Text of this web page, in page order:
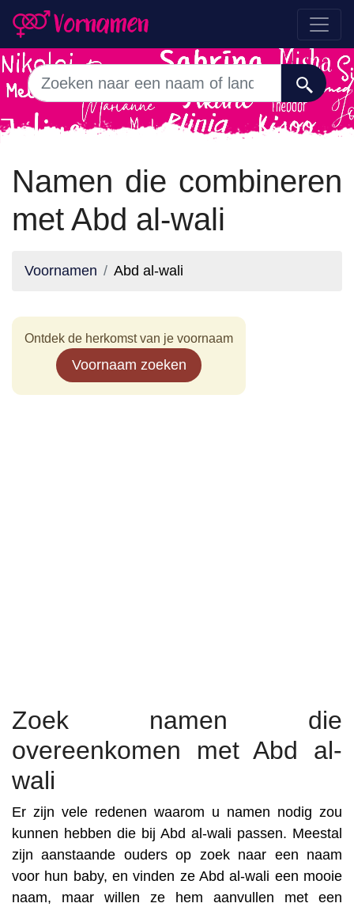
Namen die combineren
met Abd al-wali
Voornamen Abd al-wali
Ontdek de herkomst van je voornaam
Voornaam zoeken
Zoek namen die
overeenkomen met Abd al-
wali
Er zijn vele redenen waarom u namen nodig zou
kunnen hebben die bij Abd al-wali passen. Meestal
zijn aanstaande ouders op zoek naar een naam
voor hun baby, en vinden ze Abd al-wali een mooie
naam, maar willen ze hem aanvullen met een